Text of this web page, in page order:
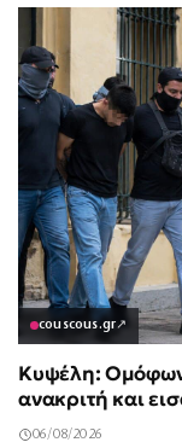
couscous.gr↗
Κυψέλη:
ανακριτή και
06/08/2026